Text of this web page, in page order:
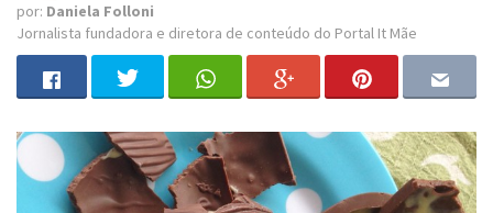
por: Daniela Folloni
Jornalista fundadora e diretora de conteúdo do Portal It Mãe